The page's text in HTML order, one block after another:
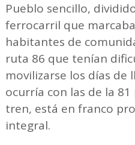
Pueblo sencillo,
ferrocarril que
habitantes de
ruta 86 que tenían
movilizarse los días de
ocurría con las de la
tren, está en franco
integral.